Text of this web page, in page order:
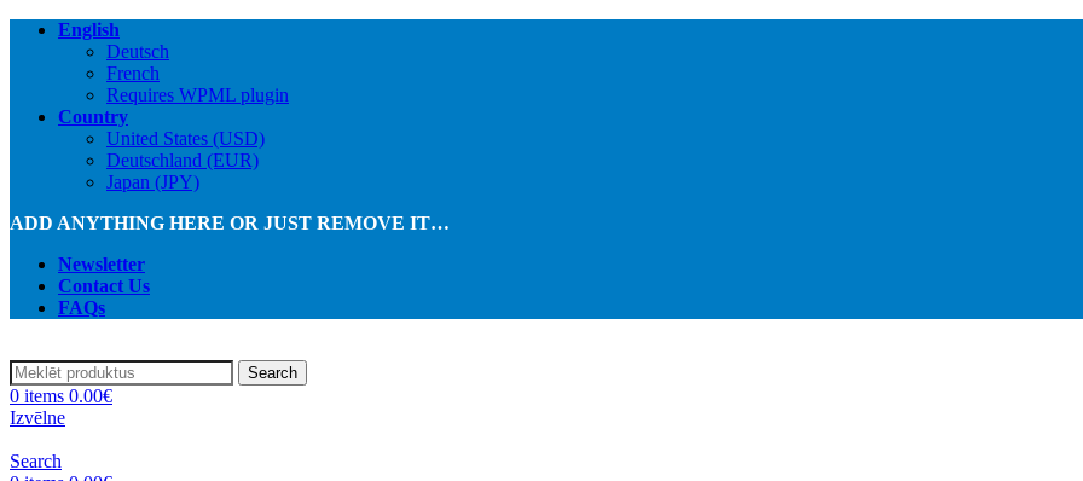
English
Deutsch
French
Requires WPML plugin
Country
United States (USD)
Deutschland (EUR)
Japan (JPY)
ADD ANYTHING HERE OR JUST REMOVE IT…
Newsletter
Contact Us
FAQs
Search
0 items 0.00€
Izvēlne
Search